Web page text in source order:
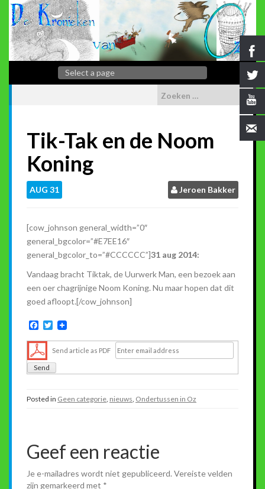
Tik-Tak en de Noom
Koning
AUG 31 Jeroen Bakker
[cow_johnson general_width=”0″
general_bgcolor=”#E7EE16″
general_bgcolor_to=”#CCCCCC”]31 aug 2014:
Vandaag bracht Tiktak, de Uurwerk Man, een bezoek aan
een oer chagrijnige Noom Koning. Nu maar hopen dat dit
goed afloopt.[/cow_johnson]
F
c
e
b
o
T
i
t
t
e
Send article as PDF
Posted in Geen categorie, nieuws, Ondertussen in Oz
Geef een reactie
Je e-mailadres wordt niet gepubliceerd. Vereiste velden
zijn gemarkeerd met *